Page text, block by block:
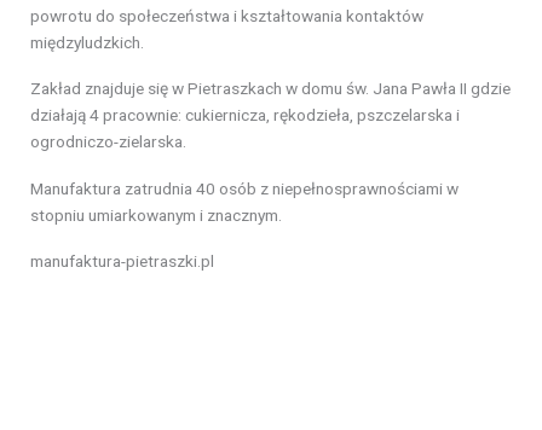
powrotu do społeczeństwa i kształtowania kontaktów
międzyludzkich.
Zakład znajduje się w Pietraszkach w domu św. Jana Pawła II gdzie
działają 4 pracownie: cukiernicza, rękodzieła, pszczelarska i
ogrodniczo-zielarska.
Manufaktura zatrudnia 40 osób z niepełnosprawnościami w
stopniu umiarkowanym i znacznym.
manufaktura-pietraszki.pl